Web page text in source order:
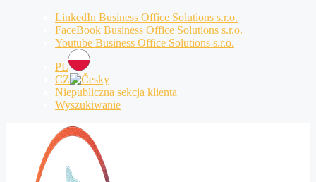
LinkedIn Business Office Solutions s.r.o.
FaceBook Business Office Solutions s.r.o.
Youtube Business Office Solutions s.r.o.
PL
CZ
Niepubliczna sekcja klienta
Wyszukiwanie